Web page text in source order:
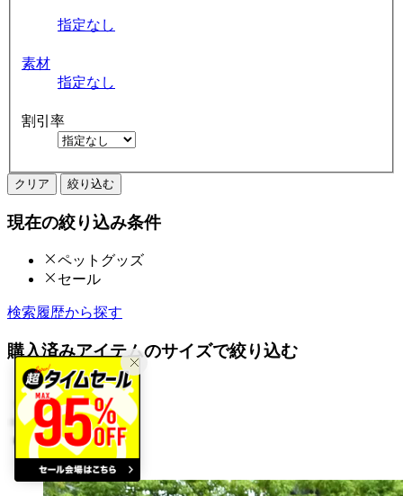
指定なし
素材
指定なし
割引率
クリア 絞り込む
現在の絞り込み条件
ペットグッズ
セール
検索履歴から探す
購入済みアイテムのサイズで絞り込む